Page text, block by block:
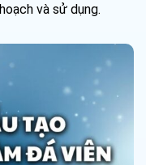
và sử dụng.